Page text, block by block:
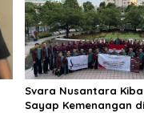
Svara Nusantara
Sayap Kemenangan